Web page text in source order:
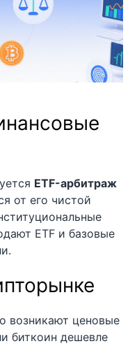
ETF-арбитраж
от его чистой
ETF и базовые
возникают ценовые
биткоин дешевле